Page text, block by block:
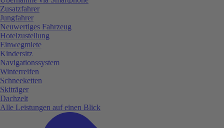
Zusatzfahrer
Jungfahrer
Neuwertiges Fahrzeug
Hotelzustellung
Einwegmiete
Kindersitz
Navigationssystem
Winterreifen
Schneeketten
Skiträger
Dachzelt
Alle Leistungen auf einen Blick